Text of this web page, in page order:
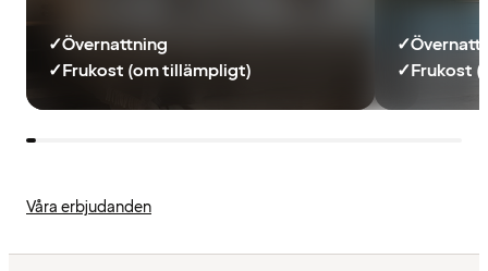
✓Övernattning
✓Frukost (om tillämpligt)
✓
✓Frukost
Våra erbjudanden